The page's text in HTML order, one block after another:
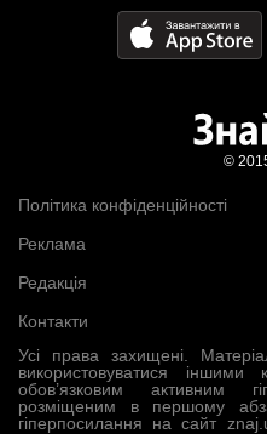
Усі права захищені.
використовуватися іншими
обов’язковим активним
розміщеним в першому
гіперпосилання на сайт
Політика конфіденційності
Реклама
Редакція
Контакти
©